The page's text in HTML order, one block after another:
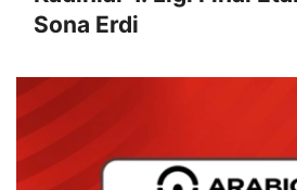
Sona Erdi